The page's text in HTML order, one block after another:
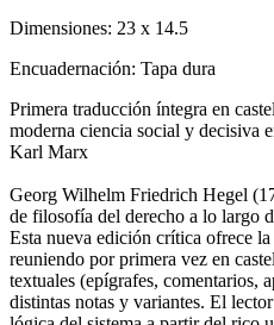
Dimensiones: 23 x 14.5
Encuadernación: Tapa dura
Primera traducción íntegra en
moderna ciencia social y decisiva
Karl Marx
Georg Wilhelm Friedrich Hegel
de filosofía del derecho a lo largo
Esta nueva edición crítica ofrece
reuniendo por primera vez en
textuales (epígrafes, comentarios,
distintas notas y variantes. El